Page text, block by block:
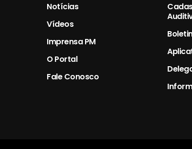
Notícias
Vídeos
Imprensa PM
O Portal
Fale Conosco